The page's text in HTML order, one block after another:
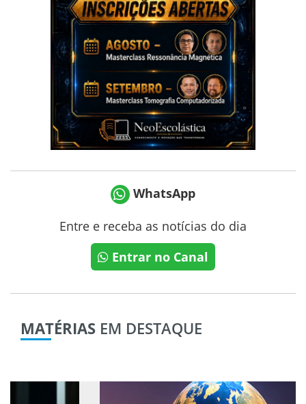
WhatsApp
Entre e receba as notícias do dia
Entrar no Canal
MATÉRIAS EM DESTAQUE